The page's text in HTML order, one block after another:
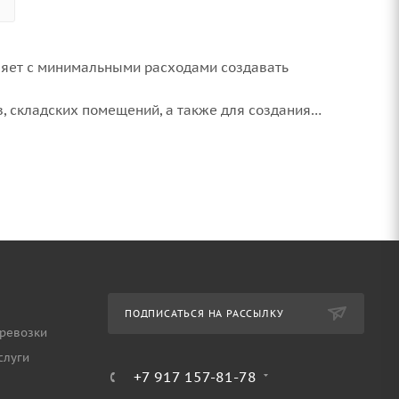
с минимальными расходами создавать
складских помещений, а также для создания
прочность на изгиб и относительно легкий
ПОДПИСАТЬСЯ НА РАССЫЛКУ
+7 917 157-81-78